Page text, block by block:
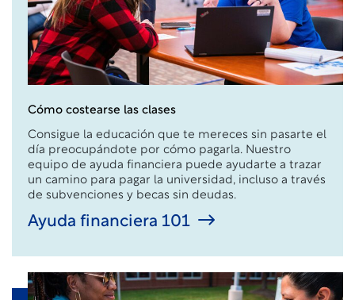
Cómo costearse las clases
Consigue la educación que te mereces sin pasarte el
día preocupándote por cómo pagarla. Nuestro
equipo de ayuda financiera puede ayudarte a trazar
un camino para pagar la universidad, incluso a través
de subvenciones y becas sin deudas.
Ayuda financiera 101